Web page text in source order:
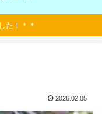
た！＊＊
2026.02.05